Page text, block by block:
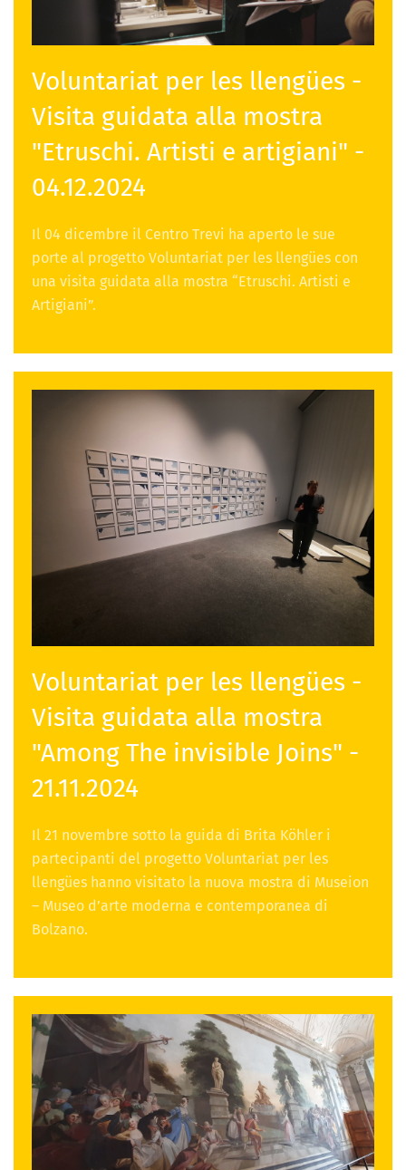
Voluntariat per les llengües -
Visita guidata alla mostra
"Etruschi. Artisti e artigiani" -
04.12.2024
Il 04 dicembre il Centro Trevi ha aperto le sue
porte al progetto Voluntariat per les llengües con
una visita guidata alla mostra “Etruschi. Artisti e
Artigiani”.
Voluntariat per les llengües -
Visita guidata alla mostra
"Among The invisible Joins" -
21.11.2024
Il 21 novembre sotto la guida di Brita Köhler i
partecipanti del progetto Voluntariat per les
llengües hanno visitato la nuova mostra di Museion
– Museo d’arte moderna e contemporanea di
Bolzano.